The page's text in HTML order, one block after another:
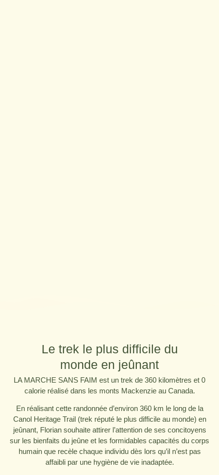
Le trek le plus difficile du
monde en jeûnant
LA MARCHE SANS FAIM est un trek de 360 kilomètres et 0
calorie réalisé dans les monts Mackenzie au Canada.
En réalisant cette randonnée d’environ 360 km le long de la
Canol Heritage Trail (trek réputé le plus difficile au monde) en
jeûnant, Florian souhaite attirer l’attention de ses concitoyens
sur les bienfaits du jeûne et les formidables capacités du corps
humain que recèle chaque individu dès lors qu’il n’est pas
affaibli par une hygiène de vie inadaptée.